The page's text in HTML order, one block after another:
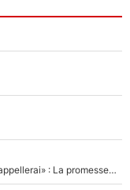
Mercato - OM - «Dès que je prends un club, je t’appellerai» : La promesse de Marcelino au moment de claquer la porte